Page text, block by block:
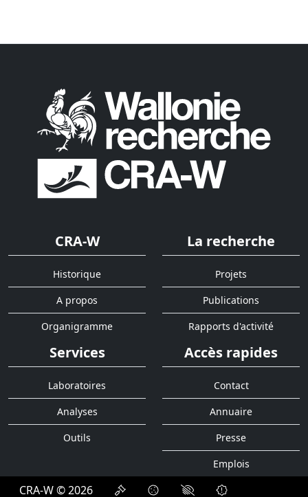
CRA-W
Historique
A propos
Organigramme
La recherche
Projets
Publications
Rapports d'activité
Services
Laboratoires
Analyses
Outils
Accès rapides
Contact
Annuaire
Presse
Emplois
CRA-W © 2026